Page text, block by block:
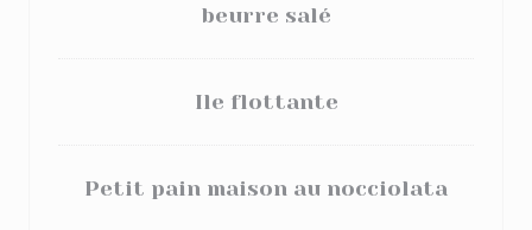
beurre salé
Ile flottante
Petit pain maison au nocciolata